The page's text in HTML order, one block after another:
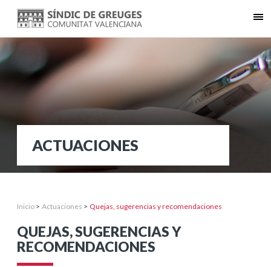
ACTUACIONES
Inicio > Actuaciones > Quejas, sugerencias y recomendaciones
QUEJAS, SUGERENCIAS Y
RECOMENDACIONES